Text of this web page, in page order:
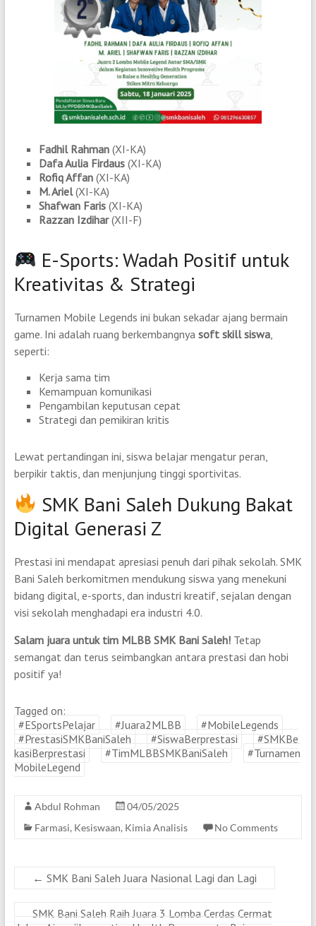
Fadhil Rahman(XI-KA)
Dafa Aulia Firdaus(XI-KA)
Rofiq Affan(XI-KA)
M. Ariel(XI-KA)
Shafwan Faris(XI-KA)
Razzan Izdihar(XII-F)
E-Sports: Wadah Positif untuk
Kreativitas & Strategi
Turnamen Mobile Legends ini bukan sekadar ajang bermain
game. Ini adalah ruang berkembangnya soft skill siswa,
seperti:
Kerja sama tim
Kemampuan komunikasi
Pengambilan keputusan cepat
Strategi dan pemikiran kritis
Lewat pertandingan ini, siswa belajar mengatur peran,
berpikir taktis, dan menjunjung tinggi sportivitas.
SMK Bani Saleh Dukung Bakat
Digital Generasi Z
Prestasi ini mendapat apresiasi penuh dari pihak sekolah. SMK
Bani Saleh berkomitmen mendukung siswa yang menekuni
bidang digital, e-sports, dan industri kreatif, sejalan dengan
visi sekolah menghadapi era industri 4.0.
Salam juara untuk tim MLBB SMK Bani Saleh!Tetap
semangat dan terus seimbangkan antara prestasi dan hobi
positif ya!
Tagged on:
#ESportsPelajar
#Juara2MLBB
#MobileLegends
#PrestasiSMKBaniSaleh
#SiswaBerprestasi
#SMKBe
kasiBerprestasi
#TimMLBBSMKBaniSaleh
#Turnamen
MobileLegend
Abdul Rohman
04/05/2025
Farmasi, Kesiswaan, Kimia Analisis No Comments
← SMK Bani Saleh Juara Nasional Lagi dan Lagi
SMK Bani Saleh Raih Juara 3 Lomba Cerdas Cermat